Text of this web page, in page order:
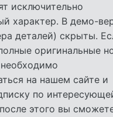
исключительно
характер. В демо-
деталей) скрыты.
оригинальные
на нашем сайте и
по
этого вы